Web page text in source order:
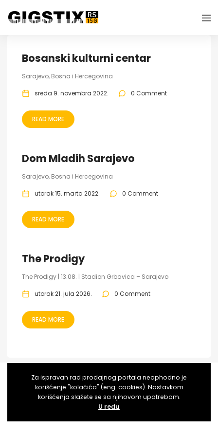
Bosanski kulturni centar
Sarajevo, Bosna i Hercegovina
sreda 9. novembra 2022. 0 Comment
READ MORE
Dom Mladih Sarajevo
Sarajevo, Bosna i Hercegovina
utorak 15. marta 2022. 0 Comment
READ MORE
The Prodigy
The Prodigy | 13.08. | Stadion Grbavica – Sarajevo
utorak 21. jula 2026. 0 Comment
READ MORE
Za ispravan rad prodajnog portala neophodno je
korišćenje "kolačića" (eng. cookies). Nastavkom
korišćenja slažete se sa njihovom upotrebom.
U redu